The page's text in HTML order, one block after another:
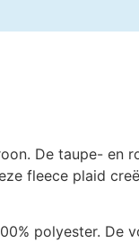
De taupe-
fleece plaid
polyester.